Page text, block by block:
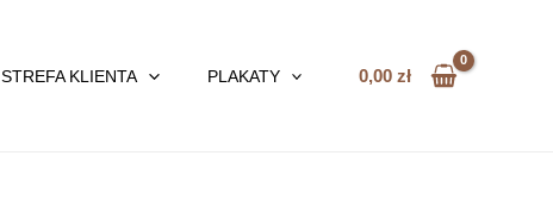
STREFA KLIENTA PLAKATY 0,00zł